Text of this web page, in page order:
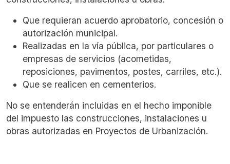
Que requieran acuerdo aprobatorio, concesión o
autorización municipal.
Realizadas en la vía pública, por particulares o
empresas de servicios (acometidas,
reposiciones, pavimentos, postes, carriles, etc.).
Que se realicen en cementerios.
No se entenderán incluidas en el hecho imponible
del impuesto las construcciones, instalaciones u
obras autorizadas en Proyectos de Urbanización.